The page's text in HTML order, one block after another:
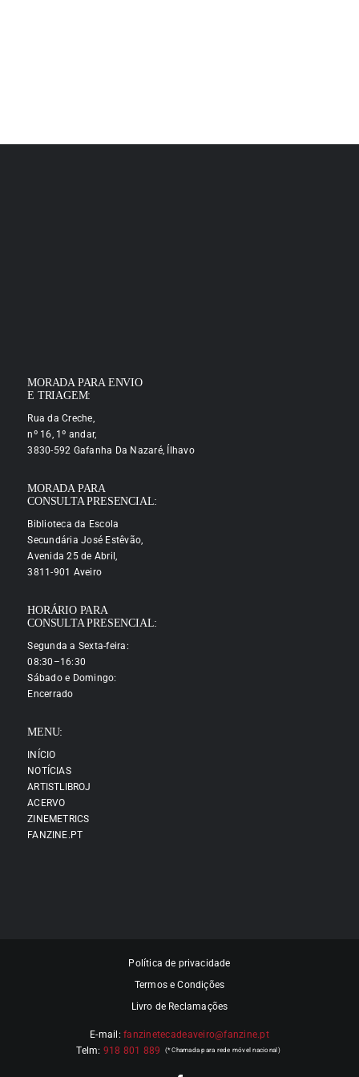
MORADA PARA ENVIO
E TRIAGEM:
Rua da Creche,
nº 16, 1º andar,
3830-592 Gafanha Da Nazaré, Ílhavo
MORADA PARA
CONSULTA PRESENCIAL:
Biblioteca da Escola
Secundária José Estêvão,
Avenida 25 de Abril,
3811-901 Aveiro
HORÁRIO PARA
CONSULTA PRESENCIAL:
Segunda a Sexta-feira:
08:30–16:30
Sábado e Domingo:
Encerrado
MENU:
INÍCIO
NOTÍCIAS
ARTISTLIBROJ
ACERVO
ZINEMETRICS
FANZINE.PT
Política de privacidade
Termos e Condições
Livro de Reclamações
E-mail:fanzinetecadeaveiro@fanzine.pt
Telm: 918 801 889